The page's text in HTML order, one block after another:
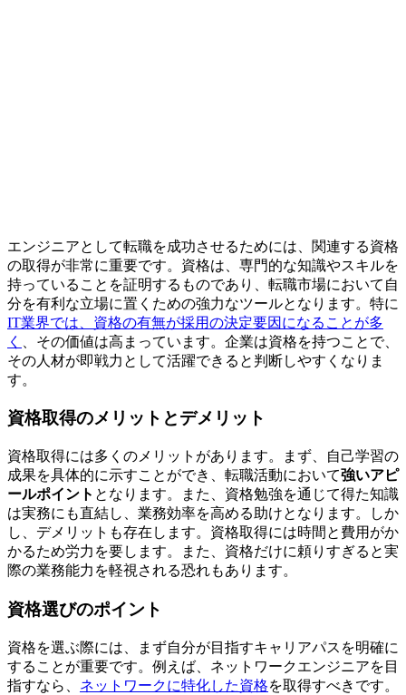
エンジニアとして転職を成功させるためには、関連する資格
の取得が非常に重要です。資格は、専門的な知識やスキルを
持っていることを証明するものであり、転職市場において自
分を有利な立場に置くための強力なツールとなります。特に
IT業界では、資格の有無が採用の決定要因になることが多
く
、その価値は高まっています。企業は資格を持つことで、
その人材が即戦力として活躍できると判断しやすくなりま
す。
資格取得のメリットとデメリット
資格取得には多くのメリットがあります。まず、自己学習の
成果を具体的に示すことができ、転職活動において強いアピ
ールポイント となります。また、資格勉強を通じて得た知識
は実務にも直結し、業務効率を高める助けとなります。しか
し、デメリットも存在します。資格取得には時間と費用がか
かるため労力を要します。また、 資格だけに頼りすぎると実
際の業務能力を軽視される恐れもあります。
資格選びのポイント
資格を選ぶ際には、まず自分が目指すキャリアパスを明確に
することが重要です。例えば、ネットワークエンジニアを目
指すなら、 ネットワークに特化した資格を取得すべきです。